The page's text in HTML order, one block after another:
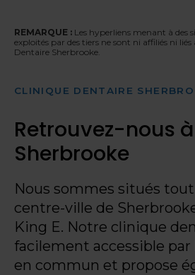
REMARQUE : Les hyperliens menant à des
exploités par des tiers ne sont ni affiliés ni
Dentaire Sherbrooke.
CLINIQUE DENTAIRE
Retrouvez-nous à
Sherbrooke
Nous sommes situés
centre-ville de
King E. Notre clinique
facilement accessible
en commun et propose